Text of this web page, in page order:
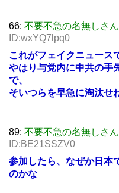
66: 不要不急の名無しさん
ID:wxYQ7lpq0
これがフェイクニュース
やはり与党内に中共の手
で、
そいつらを早急に淘汰せ
89: 不要不急の名無しさん
ID:BE21SSZV0
参加したら、なぜか日本
のかな